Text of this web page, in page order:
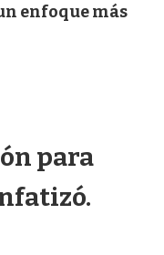
enfoque más
para